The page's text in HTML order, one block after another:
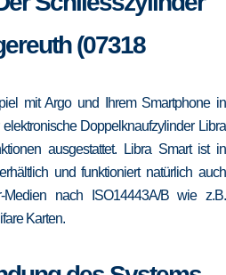
(07318
mit Argo und Ihrem Smartphone in
Doppelknaufzylinder Libra
ausgestattet. Libra Smart ist in
und funktioniert natürlich auch
Medien nach ISO14443A/B wie z.B.
Karten.